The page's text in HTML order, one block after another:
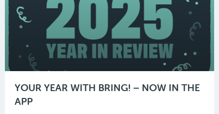
YOUR YEAR WITH BRING! – NOW IN THE
APP